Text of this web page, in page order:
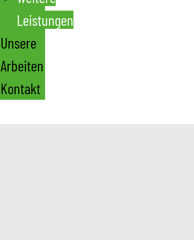
Leistungen
Unsere
Arbeiten
Kontakt